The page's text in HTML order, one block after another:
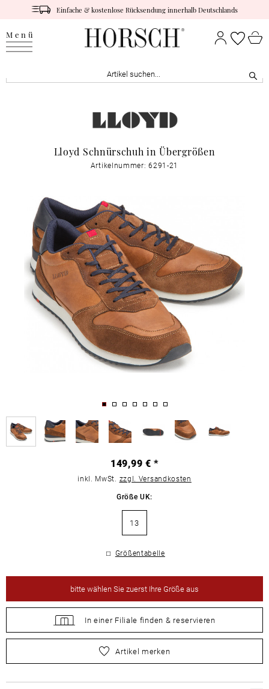
Einfache & kostenlose Rücksendung innerhalb Deutschlands
Menü
Lloyd Schnürschuh in Übergrößen
Artikelnummer: 6291-21
149,99 € *
inkl. MwSt. zzgl. Versandkosten
Größe UK:
13
Größentabelle
bittewählen Sie zuerst Ihre Größe aus
In einer Filiale finden & reservieren
wählen Sie zuerst Ihre Größe aus
Artikel merken